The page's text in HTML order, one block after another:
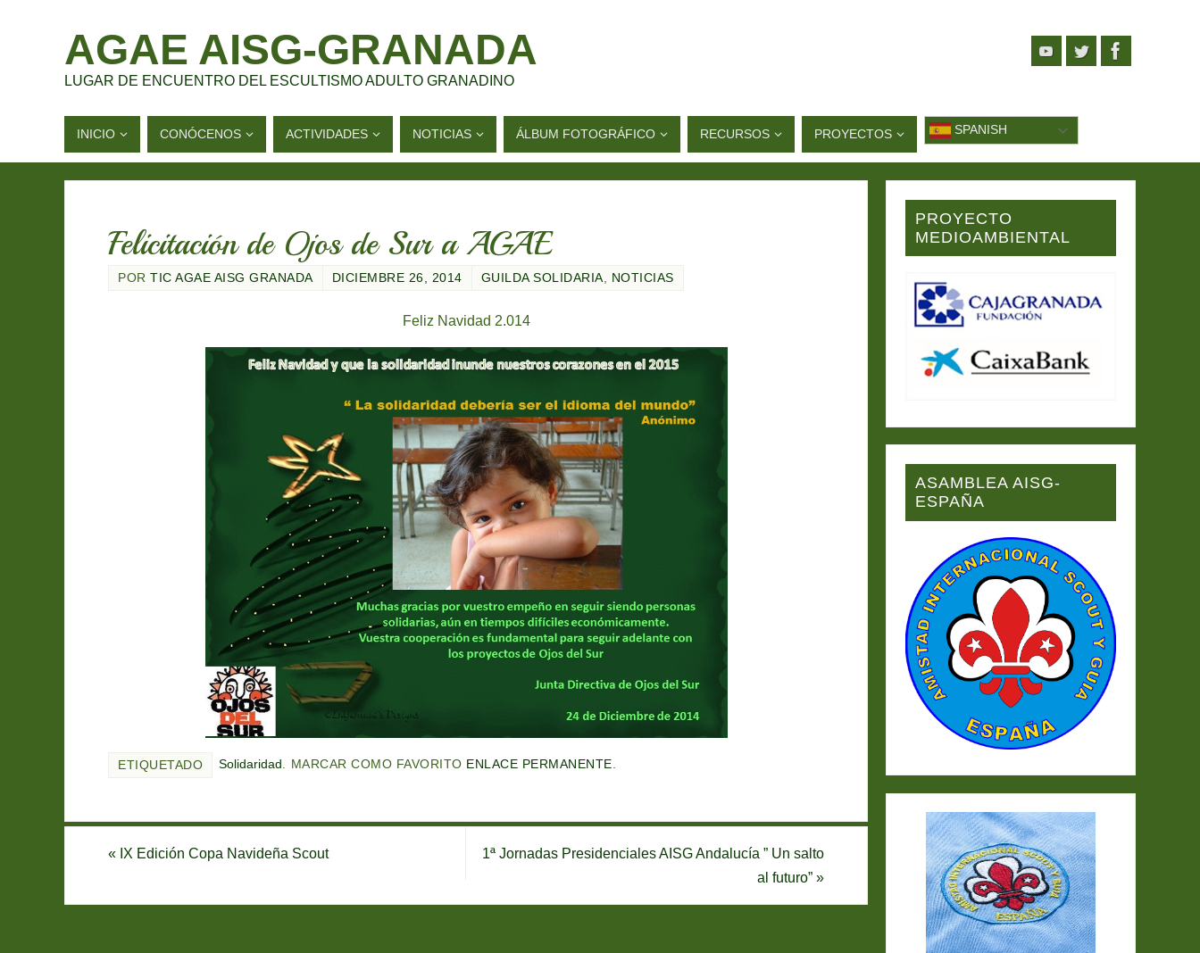
AGAE AISG-GRANADA
LUGAR DE ENCUENTRO DEL ESCULTISMO ADULTO GRANADINO
INICIO CONÓCENOS ACTIVIDADES NOTICIAS ÁLBUM FOTOGRÁFICO RECURSOS PROYECTOS SPANISH
Felicitación de Ojos de Sur a AGAE
POR TIC AGAE AISG GRANADA DICIEMBRE 26, 2014 GUILDA SOLIDARIA, NOTICIAS
Feliz Navidad 2.014
ETIQUETADO Solidaridad . MARCAR COMO FAVORITO ENLACE PERMANENTE.
« IX Edición Copa Navideña Scout
1ª Jornadas Presidenciales AISG Andalucía ” Un salto
al futuro” »
PROYECTO
MEDIOAMBIENTAL
ASAMBLEA AISG-
ESPAÑA